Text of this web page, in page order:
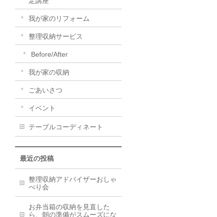
我が家のリフォーム
整理収納サービス
Before/After
我が家の収納
ごあいさつ
イベント
テーブルコーディネート
最近の投稿
整理収納アドバイザーおしゃ
べり会
お弁当箱の収納を見直した
ら、朝の準備がスムーズにな